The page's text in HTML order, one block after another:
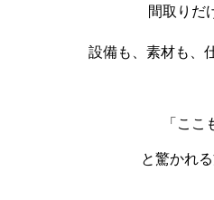
間取りだ
設備も、素材も、
「ここ
と驚かれ